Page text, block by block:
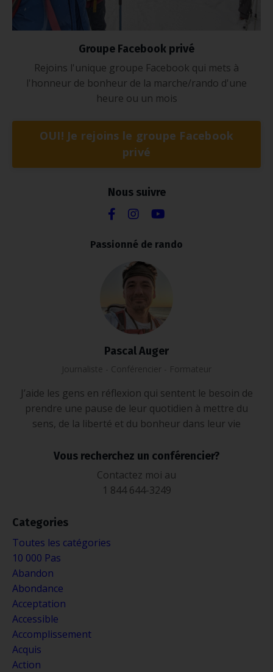
Groupe Facebook privé
Rejoins l'unique groupe Facebook qui mets à
l'honneur de bonheur de la marche/rando d'une
heure ou un mois
OUI! Je rejoins le groupe Facebook
privé
Nous suivre
Passionné de rando
Pascal Auger
Journaliste - Conférencier - Formateur
J’aide les gens en réflexion qui sentent le besoin de
prendre une pause de leur quotidien à mettre du
sens, de la liberté et du bonheur dans leur vie
Vous recherchez un conférencier?
Contactez moi au
1 844 644-3249
Categories
Toutes les catégories
10 000 Pas
Abandon
Abondance
Acceptation
Accessible
Accomplissement
Acquis
Action